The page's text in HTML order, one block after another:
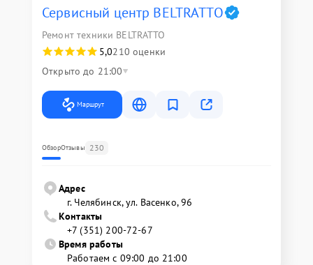
Сервисный центр BELTRATTO
Ремонт техники BELTRATTO
5,0210 оценки
Открыто до 21:00
Маршрут
ОбзорОтзывы 230
Адрес
г. Челябинск, ул. Васенко, 96
Контакты
+7 (351) 200-72-67
Время работы
Работаем с 09:00 до 21:00